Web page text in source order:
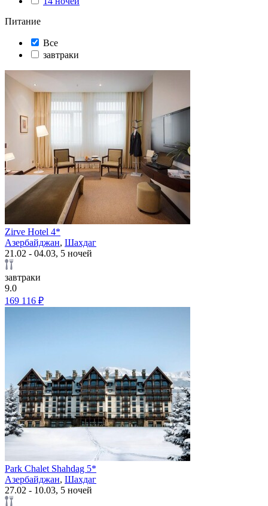
Питание
Все
завтраки
Zirve Hotel 4*
Азербайджан, Шахдаг
21.02 - 04.03, 5 ночей
завтраки
9.0
169 116 ₽
Park Chalet Shahdag 5*
Азербайджан, Шахдаг
27.02 - 10.03, 5 ночей